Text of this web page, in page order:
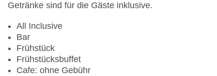
Getränke sind für die Gäste inklusive.
All Inclusive
Bar
Frühstück
Frühstücksbuffet
Cafe: ohne Gebühr